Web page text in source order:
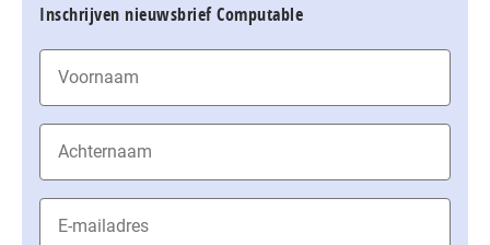
Inschrijven nieuwsbrief Computable